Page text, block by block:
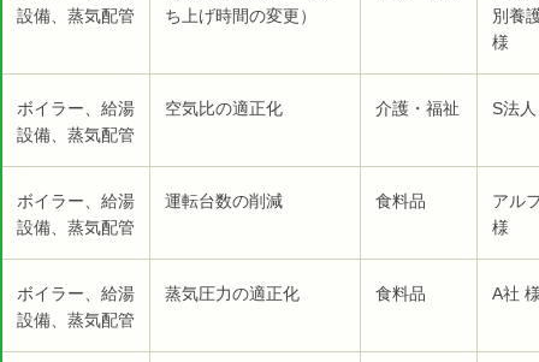
設備、蒸気配管
ち上げ時間の変更）
別養
様
ボイラー、給湯
設備、蒸気配管
空気比の適正化 介護・福祉 S法
ボイラー、給湯
設備、蒸気配管
運転台数の削減 食料品
アル
様
ボイラー、給湯
設備、蒸気配管
蒸気圧力の適正化 食料品 A社